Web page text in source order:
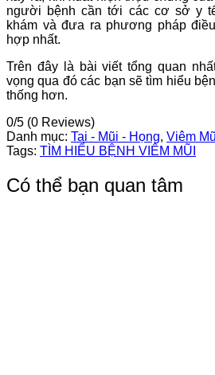
người bệnh cần tới các cơ sở y
khám và đưa ra phương pháp
hợp nhất.
Trên đây là bài viết tổng quan
vọng qua đó các bạn sẽ tìm hiểu
thống hơn.
0/5 (0 Reviews)
Danh mục: Tai - Mũi - Họng, Viêm
Tags: TÌM HIỂU BỆNH VIÊM MŨI
Có thể bạn quan tâm